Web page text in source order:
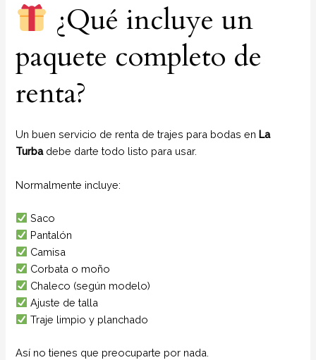
¿Qué incluye un
paquete completo de
renta?
Un buen servicio de renta de trajes para bodas enLa
Turba debe darte todo listo para usar.
Normalmente incluye:
Saco
Pantalón
Camisa
Corbata o moño
Chaleco (según modelo)
Ajuste de talla
Traje limpio y planchado
Así no tienes que preocuparte por nada.